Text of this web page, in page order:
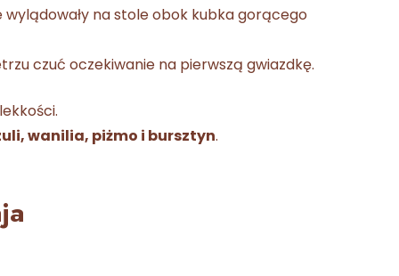
na stole obok kubka gorącego
czuć oczekiwanie na pierwszą gwiazdkę.
wanilia, piżmo i bursztyn.